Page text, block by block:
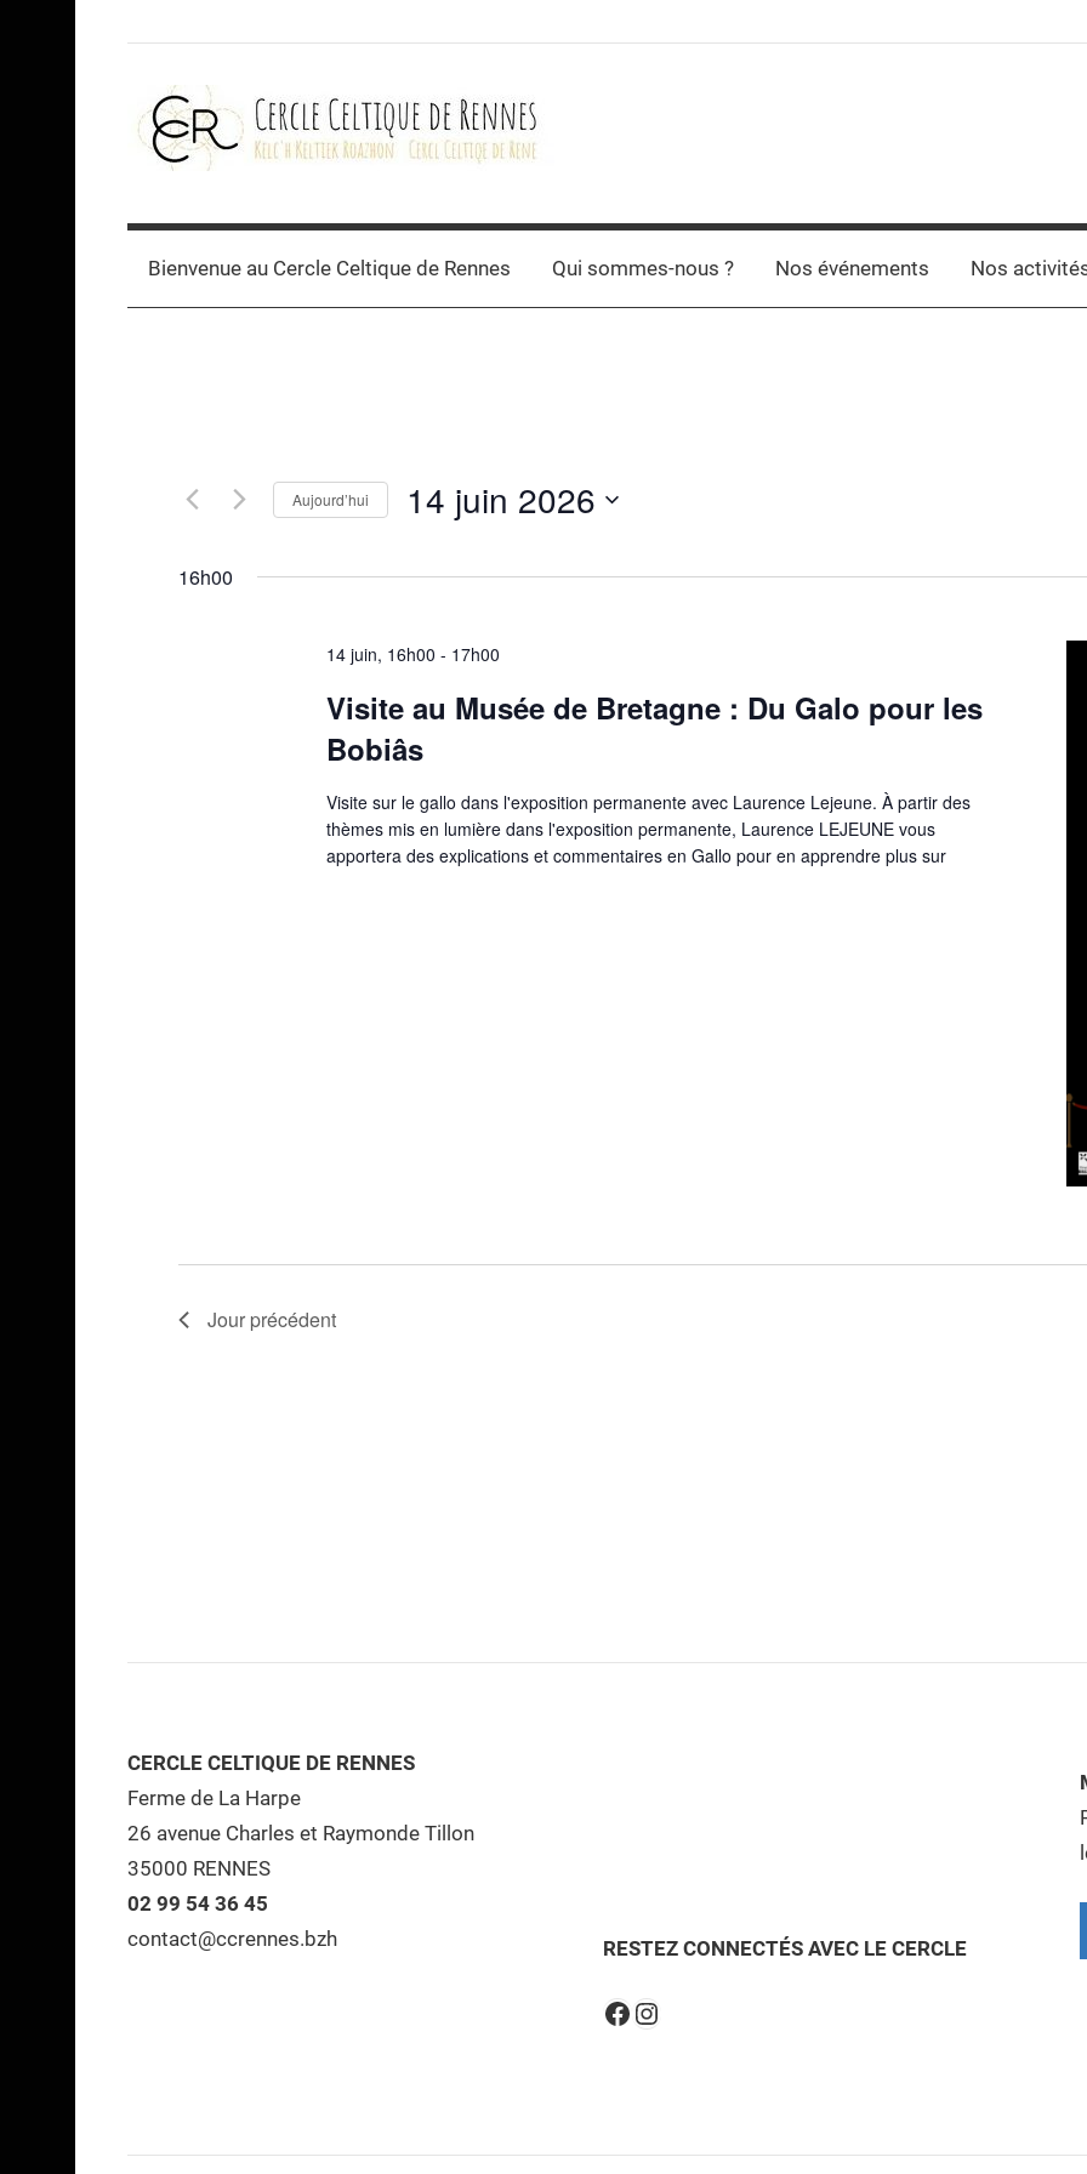
Cercle
celtique
Bienvenue au Cercle Celtique de Rennes Qui sommes-nous ? Nos événements Nos
Aujourd’hui 14 juin 2026
une
16h00
14 juin, 16h00 - 17h00
Visite au Musée de Bretagne : Du Galo pour les
Bobiâs
Visite sur le gallo dans l'exposition permanente avec Laurence Lejeune. À partir des
thèmes mis en lumière dans l'exposition permanente, Laurence LEJEUNE vous
apportera des explications et commentaires en Gallo pour en apprendre plus sur
Jour précédent
CERCLE CELTIQUE DE RENNES
Ferme de La Harpe
26 avenue Charles et Raymonde Tillon
35000 RENNES
02 99 54 36 45
contact@ccrennes.bzh
RESTEZ CONNECTÉS AVEC LE CERCLE
Facebook
Instagram